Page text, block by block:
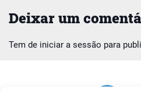
Deixar um
Tem de iniciar a sessão para